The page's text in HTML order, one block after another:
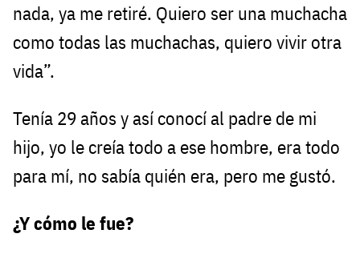
nada, ya me retiré. Quiero ser una muchacha
como todas las muchachas, quiero vivir otra
vida”.
Tenía 29 años y así conocí al padre de mi
hijo, yo le creía todo a ese hombre, era todo
para mí, no sabía quién era, pero me gustó.
¿Y cómo le fue?